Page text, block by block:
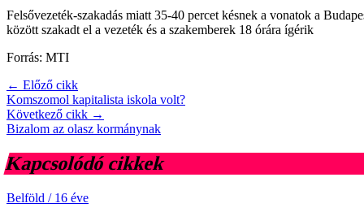
Felsővezeték-szakadás miatt 35-40 percet késnek a vonatok a
között szakadt el a vezeték és a szakemberek 18 órára ígérik
Forrás: MTI
← Előző cikk
Komszomol kapitalista iskola volt?
Következő cikk →
Bizalom az olasz kormánynak
Kapcsolódó cikkek
Belföld / 16 éve